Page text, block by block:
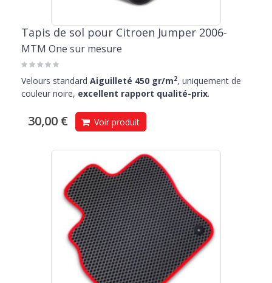
Tapis de sol pour Citroen Jumper 2006-
MTM One sur mesure
Velours standard Aiguilleté 450 gr/m2, uniquement de
couleur noire, excellent rapport qualité-prix.
30,00 € Voir produit